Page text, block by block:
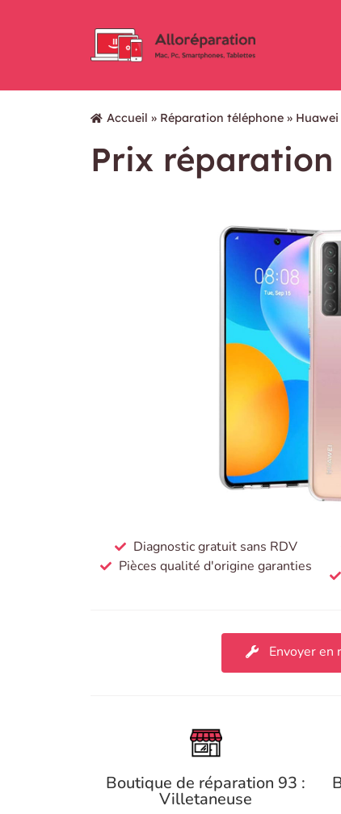
Accueil » Réparation téléphone » Huawei
Prix réparation
Diagnostic gratuit sans RDV
Pièces qualité d'origine garanties
Envoyer en
Boutique de réparation 93 :
Villetaneuse